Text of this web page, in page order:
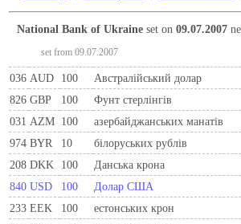
National Bank of Ukraine set on09.07.2007
set from 09.07.2007
036 AUD 100 Австралійський долар
826 GBP 100 Фунт стерлінгів
031 AZM 100 азербайджанських манатів
974 BYR 10 білоруських рублів
208 DKK 100 Данська крона
840 USD 100 Долар США
233 EEK 100 естонських крон